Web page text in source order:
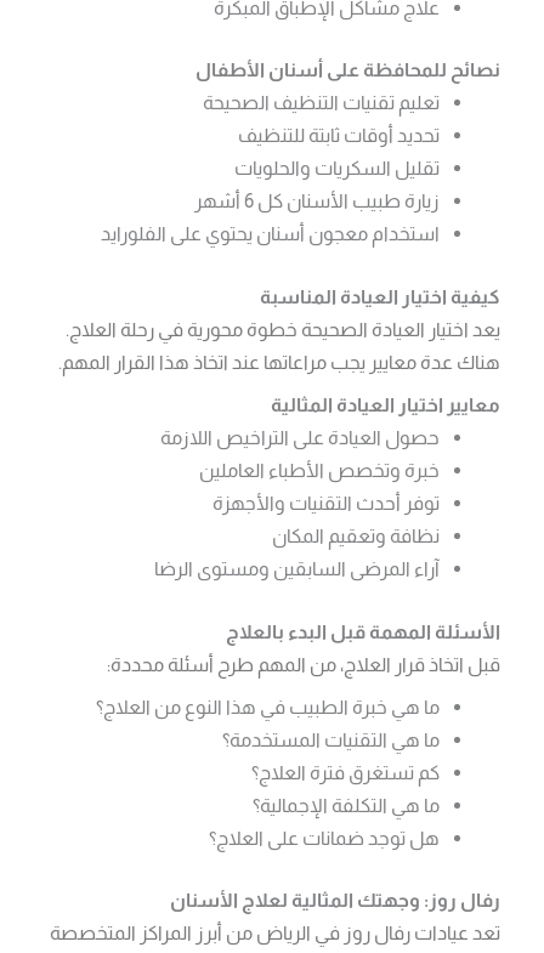
علاج مشاكل الإطباق المبكرة
نصائح للمحافظة على أسنان الأطفال
تعليم تقنيات التنظيف الصحيحة
تحديد أوقات ثابتة للتنظيف
تقليل السكريات والحلويات
زيارة طبيب الأسنان كل 6 أشهر
استخدام معجون أسنان يحتوي على الفلورايد
كيفية اختيار العيادة المناسبة
يعد اختيار العيادة الصحيحة خطوة محورية في رحلة العلاج.
هناك عدة معايير يجب مراعاتها عند اتخاذ هذا القرار المهم.
معايير اختيار العيادة المثالية
حصول العيادة على التراخيص اللازمة
خبرة وتخصص الأطباء العاملين
توفر أحدث التقنيات والأجهزة
نظافة وتعقيم المكان
آراء المرضى السابقين ومستوى الرضا
الأسئلة المهمة قبل البدء بالعلاج
قبل اتخاذ قرار العلاج، من المهم طرح أسئلة محددة:
ما هي خبرة الطبيب في هذا النوع من العلاج؟
ما هي التقنيات المستخدمة؟
كم تستغرق فترة العلاج؟
ما هي التكلفة الإجمالية؟
هل توجد ضمانات على العلاج؟
رفال روز: وجهتك المثالية لعلاج الأسنان
تعد عيادات رفال روز في الرياض من أبرز المراكز المتخصصة